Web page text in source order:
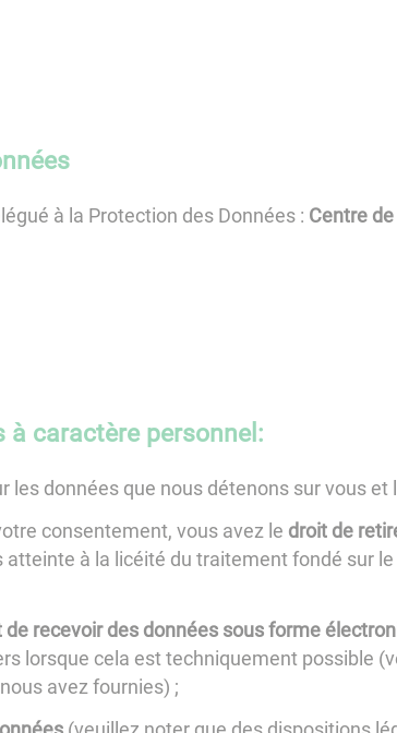
à la Protection des Données : Centre
à caractère personnel:
les données que nous détenons sur vous
consentement, vous avez le droit de
atteinte à la licéité du traitement fondé sur
de recevoir des données sous forme
lorsque cela est techniquement possible
avez fournies) ;